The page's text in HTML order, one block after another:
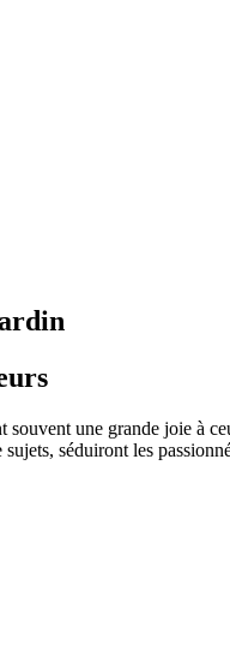
une grande joie
séduiront les